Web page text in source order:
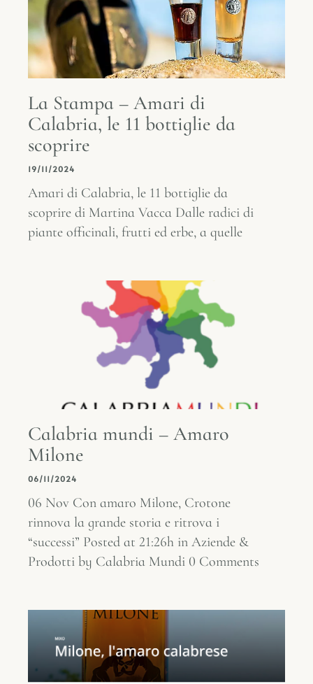
La Stampa – Amari di
Calabria, le 11 bottiglie da
scoprire
19/11/2024
Amari di Calabria, le 11 bottiglie da
scoprire di Martina Vacca Dalle radici di
piante officinali, frutti ed erbe, a quelle
Calabria mundi – Amaro
Milone
06/11/2024
06 Nov Con amaro Milone, Crotone
rinnova la grande storia e ritrova i
“successi” Posted at 21:26h in Aziende &
Prodotti by Calabria Mundi 0 Comments